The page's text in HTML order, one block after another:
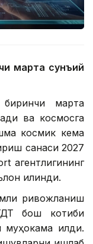
марта сунъий
марта
ва космосга
космик кема
санаси 2027
агентлигининг
қилинди.
ривожланиш
бош котиби
қилди.